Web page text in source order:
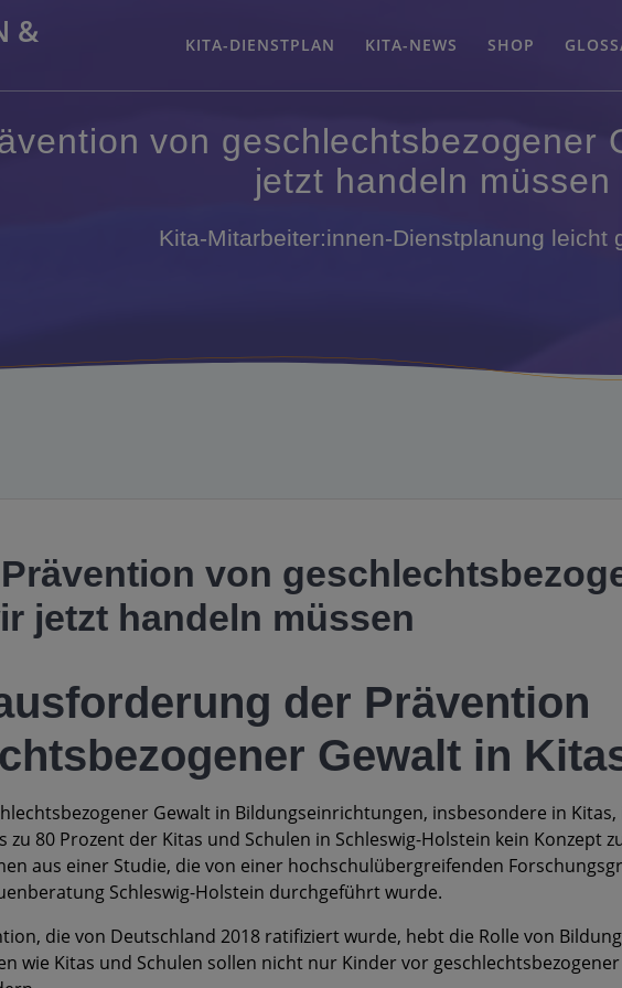
& KITA-DIENSTPLAN KITA-NEWS SHOP
von geschlechtsbezogener
jetzt handeln müssen
Kita-Mitarbeiter:innen-Dienstplanung leicht
von
jetzt handeln müssen
der Prävention
Gewalt in
Gewalt in Bildungseinrichtungen, insbesondere in
zu 80 Prozent der Kitas und Schulen in Schleswig-Holstein kein Konzept
aus einer Studie, die von einer hochschulübergreifenden
Schleswig-Holstein durchgeführt wurde.
die von Deutschland 2018 ratifiziert wurde, hebt die Rolle von
wie Kitas und Schulen sollen nicht nur Kinder vor